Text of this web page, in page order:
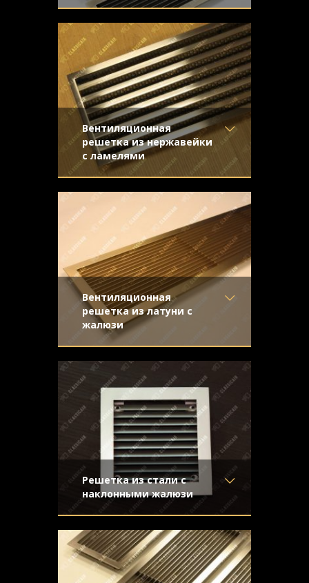
Материал- Латунь
Отделка- Старение с
направленной риской
Узор
-
Конструкция- Жалюзи
длинные подоконники. Простые формы
жалюзийной конструкции подчеркивают
благородство натурального металла.
Вентиляционная
решетка из нержавейки
с ламелями
Материал- Нержавеющая
сталь
Отделка
- Шлифованная
нержавейка
Конструкция- Жалюзи
вентиляции, выполненная из
нержавеющей стали. Решётка имеет
Вентиляционная
решетка из латуни с
жалюзи
Материал- Латунь
Отделка- Шлифованная
латунь
Узор
-
Конструкция- Жалюзи
матовой шлифованной латуни с жалюзи
Решетка из стали с
наклонными жалюзи
Материал- Обычная сталь
Отделка- Покраска
Узор-
Конструкция- Жалюзи
серебристый металлик. Наклонные
жалюзи и скрытый крепеж